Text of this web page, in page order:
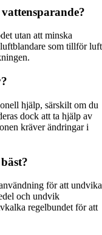
utan att minska
som tillför luft
hjälp, särskilt om du
dock att ta hjälp av
kräver ändringar i
för att undvika
och undvik
regelbundet för att